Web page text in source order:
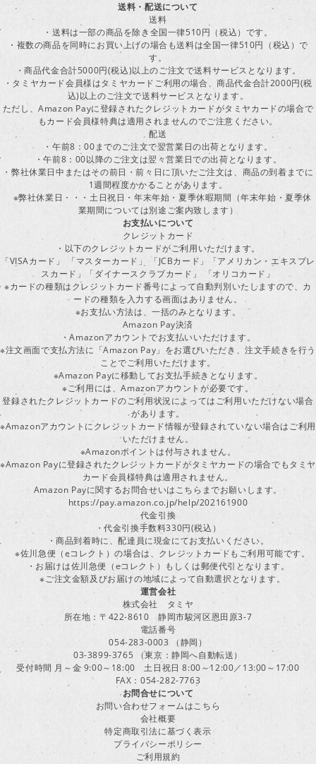
送料・配送について
送料
・送料は一部の商品を除き全国一律510円（税込）です。
・複数の商品を同時にお買い上げの場合も送料は全国一律510円（税込）で
す。
・商品代金合計5000円(税込)以上のご注文で送料サービスとなります。
・タミヤカード会員様はタミヤカードご利用の場合、商品代金合計2000円(税
込)以上のご注文で送料サービスとなります。
ただし、Amazon Payに登録されたクレジットカードがタミヤカードの場合で
もカード会員様特典は適用されませんのでご注意ください。
配送
・午前8：00までのご注文で翌営業日の出荷となります。
・午前8：00以降のご注文は翌々営業日での出荷となります。
・弊社休業日中またはその前日・前々日に頂いたご注文は、商品の到着までに
1週間程度かかることがあります。
※弊社休業日・・・土日祝日・年末年始・夏季休暇期間（年末年始・夏季休
業期間については別途ご案内致します）
お支払いについて
クレジットカード
・以下のクレジットカードがご利用いただけます。
「VISAカード」 「マスターカード」 「JCBカード」「アメリカン・エキスプレ
スカード」「ダイナースクラブカード」 「オリコカード」
※カードの種類はクレジットカード番号によって自動判別いたしますので、カ
ードの種類を入力する画面はありません。
※お支払い方法は、一括のみとなります。
Amazon Pay決済
・Amazonアカウントでお支払いいただけます。
※注文画面で支払方法に「Amazon Pay」をお選びいただき、注文手続きを行う
ことでご利用いただけます。
※Amazon Payに移動してお支払手続きとなります。
※ご利用には、Amazonアカウントが必要です。
登録されたクレジットカードのご利用状況によってはご利用いただけない場合
があります。
※Amazonアカウントにクレジットカード情報が登録されていない場合はご利用
いただけません。
※Amazonポイントは付与されません。
※Amazon Payに登録されたクレジットカードがタミヤカードの場合でもタミヤ
カード会員様特典は適用されません。
Amazon Payに関するお問合せいはこちらまでお願いします。
https://pay.amazon.co.jp/help/202161900
代金引換
・代金引換手数料330円(税込）
・商品到着時に、配達員に現金にてお支払いください。
※佐川急便（eコレクト）の場合は、クレジットカードもご利用可能です。
・お届けは佐川急便（eコレクト）もしくは郵便代引となります。
※ご注文金額及びお届けの地域によって自動選択となります。
運営会社
株式会社 タミヤ
所在地：〒422-8610 静岡市駿河区恩田原3-7
電話番号
054-283-0003 （静岡）
03-3899-3765 （東京：静岡へ自動転送）
受付時間 月～金 9:00～18:00 土日祝日 8:00～12:00／13:00～17:00
FAX：054-282-7763
お問合せについて
お問い合わせフォームはこちら
会社概要
特定商取引法に基づく表示
プライバシーポリシー
ご利用規約